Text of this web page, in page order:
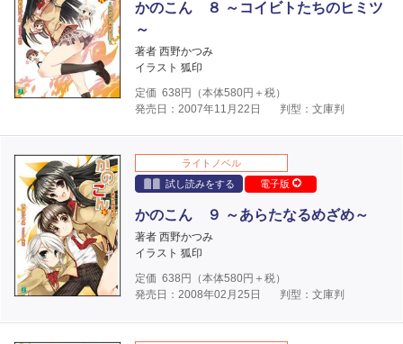
かのこん ８ ～コイビトたちのヒミツ
～
著者 西野かつみ
イラスト 狐印
定価 638 円（本体580円＋税）
発売日：2007年11月22日
判型：文庫判
ライトノベル
試し読みをする
電子版
かのこん ９ ～あらたなるめざめ～
著者 西野かつみ
イラスト 狐印
定価 638 円（本体580円＋税）
発売日：2008年02月25日
判型：文庫判